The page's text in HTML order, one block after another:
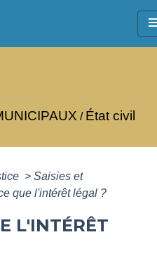
/ État civil
> Saisies et
que l'intérêt légal ?
L'INTÉRÊT